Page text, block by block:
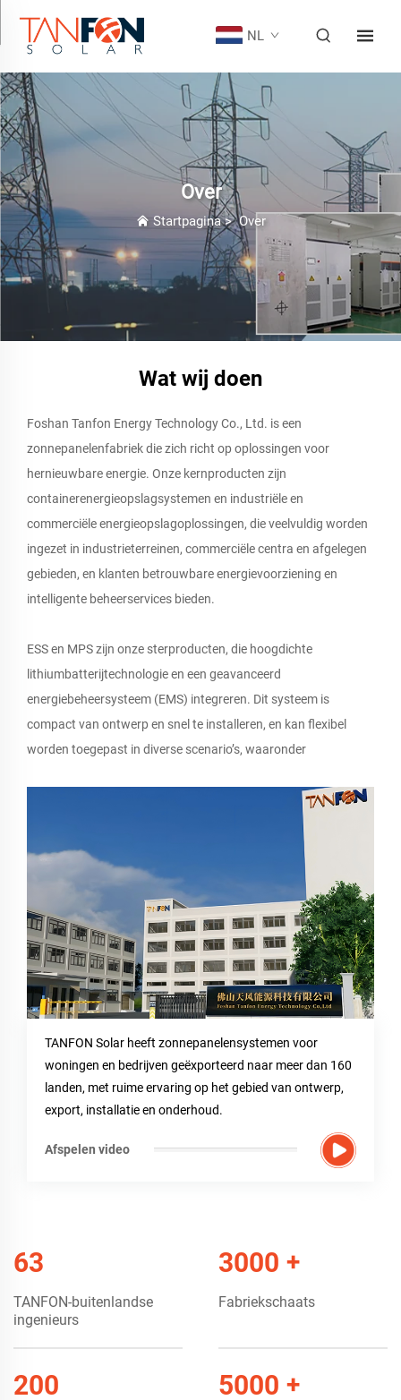
NL
Over
Startpagina>Over
Wat wij doen
Foshan Tanfon Energy Technology Co., Ltd. is een
zonnepanelenfabriek die zich richt op oplossingen voor
hernieuwbare energie. Onze kernproducten zijn
containerenergieopslagsystemen en industriële en
commerciële energieopslagoplossingen, die veelvuldig worden
ingezet in industrieterreinen, commerciële centra en afgelegen
gebieden, en klanten betrouwbare energievoorziening en
intelligente beheerservices bieden.
ESS en MPS zijn onze sterproducten, die hoogdichte
lithiumbatterijtechnologie en een geavanceerd
energiebeheersysteem (EMS) integreren. Dit systeem is
compact van ontwerp en snel te installeren, en kan flexibel
worden toegepast in diverse scenario’s, waaronder
Onze producten worden voornamelijk vervaardigd uit
grondstoffen die zijn geïmporteerd uit Duitsland en de
Verenigde Staten, en alle materialen kunnen via een volledig
kwaliteitscontrolesysteem (QC) worden getraceerd.
Met 19 jaar ervaring in de branche blijft ons R&D-team
innoveren, en alle producten voldoen aan internationale
Alle producten worden naar de test- en verouderingsafdeling
gestuurd voor meer dan 8 uur volledige belastingveroudering.
systeem onder belasting te simuleren.
kan het TANFON systeem met hoge vermogens gemakkelijk
installeren.
Wij zijn van mening dat we via betrouwbare opslagtechnologie
voor energie en professionele dienstverlening meer gebruikers
wereldwijd kunnen helpen energieonafhankelijkheid te bereiken
TANFON Solar heeft zonnepanelensystemen voor
woningen en bedrijven geëxporteerd naar meer dan 160
landen, met ruime ervaring op het gebied van ontwerp,
export, installatie en onderhoud.
Afspelen video
63
TANFON-buitenlandse
ingenieurs
3000 +
Fabriekschaats
200 5000 +